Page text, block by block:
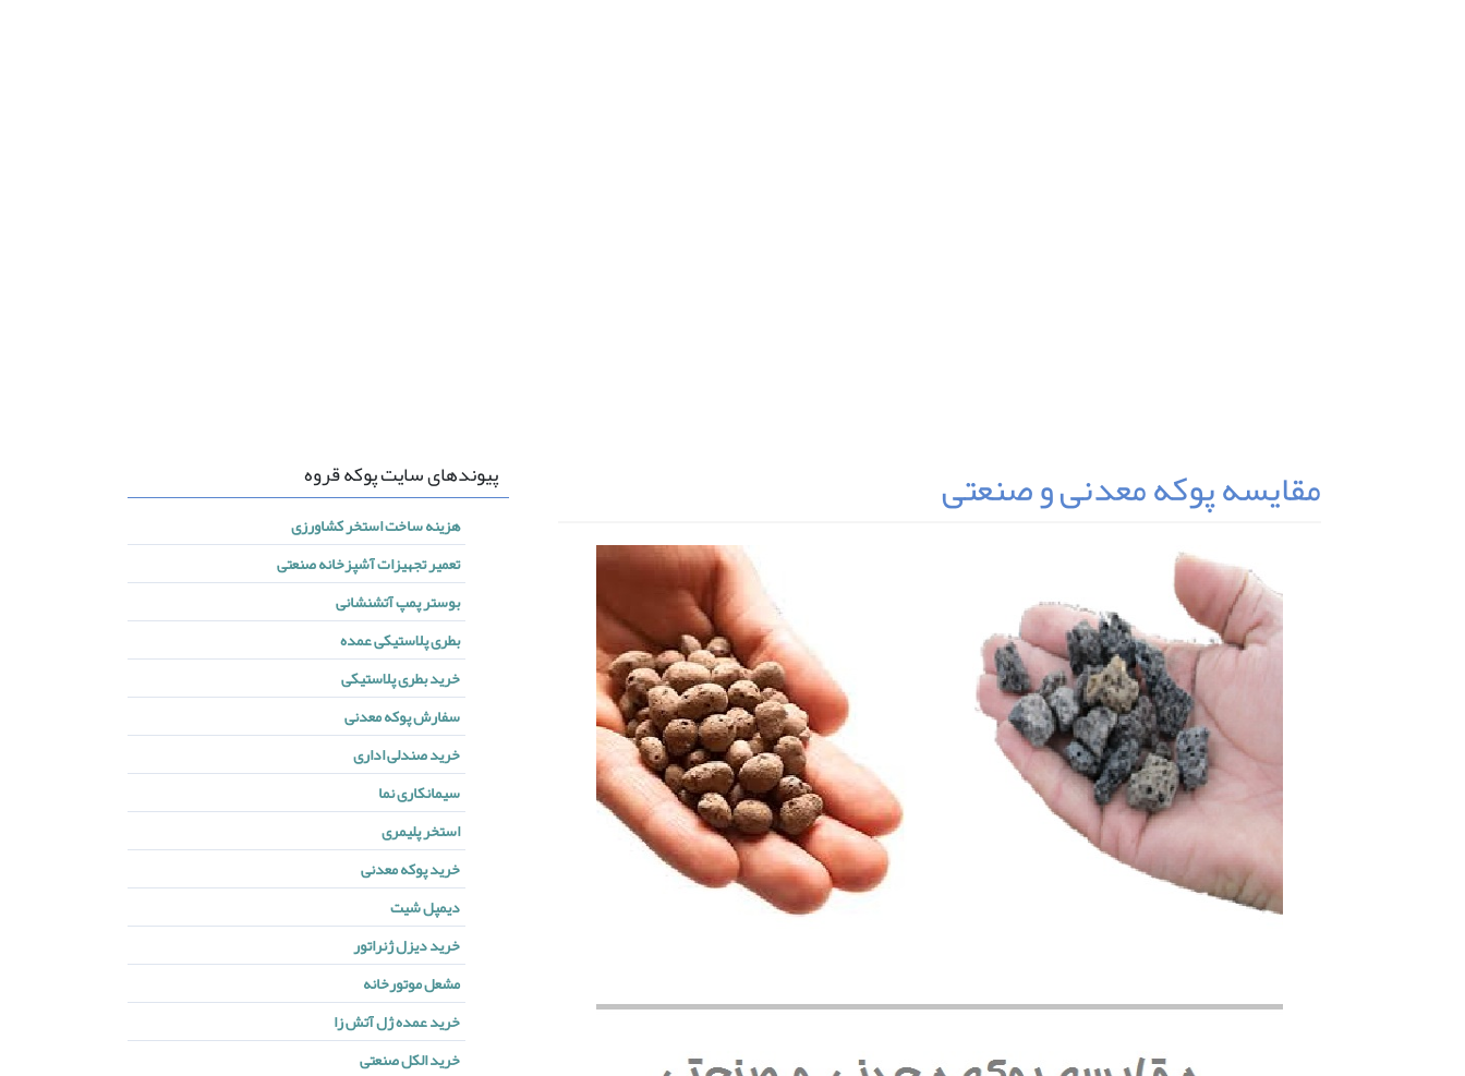
مقایسه پوکه معدنی و صنعتی پیوندهای سایت پوکه قروه
هزینه ساخت استخر کشاورزی
تعمیر تجهیزات آشپزخانه صنعتی
بوستر پمپ آتشنشانی
بطری پلاستیکی عمده
خرید بطری پلاستیکی
سفارش پوکه معدنی
خرید صندلی اداری
سیمانکاری نما
استخر پلیمری
خرید پوکه معدنی
دیمپل شیت
خرید دیزل ژنراتور
مشعل موتورخانه
خرید عمده ژل آتش زا
خرید الکل صنعتی